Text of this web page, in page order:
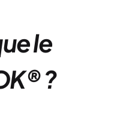
le
?